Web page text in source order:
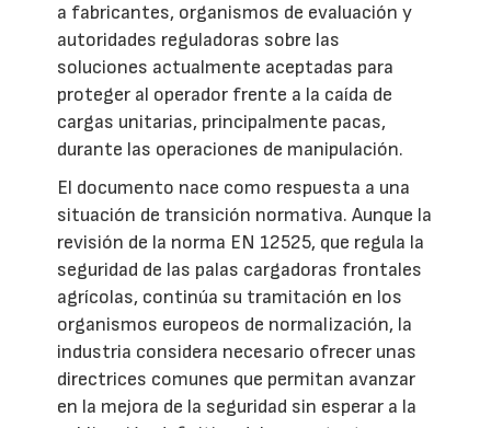
a fabricantes, organismos de evaluación y
autoridades reguladoras sobre las
soluciones actualmente aceptadas para
proteger al operador frente a la caída de
cargas unitarias, principalmente pacas,
durante las operaciones de manipulación.
El documento nace como respuesta a una
situación de transición normativa. Aunque la
revisión de la norma EN 12525, que regula la
seguridad de las palas cargadoras frontales
agrícolas, continúa su tramitación en los
organismos europeos de normalización, la
industria considera necesario ofrecer unas
directrices comunes que permitan avanzar
en la mejora de la seguridad sin esperar a la